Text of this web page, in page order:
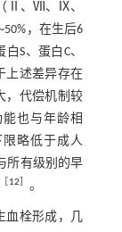
Ⅱ、Ⅶ、Ⅸ、
，在生后6
S、蛋白C、
上述差异存在
，代偿机制较
也与年龄相
略低于成人
所有级别的早
12 。
血栓形成，几